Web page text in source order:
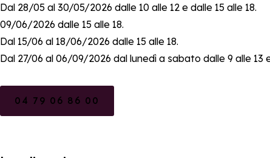
Dal 28/05 al 30/05/2026 dalle 10 alle 12 e dalle 15 alle 18.
09/06/2026 dalle 15 alle 18.
Dal 15/06 al 18/06/2026 dalle 15 alle 18.
Dal 27/06 al 06/09/2026 dal lunedì a sabato dalle 9 alle 13
04 79 06 86 00